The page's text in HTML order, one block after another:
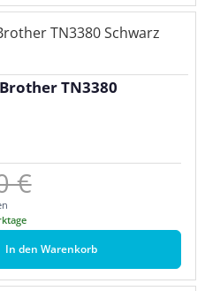
TN3380
Preis:
€
In den Warenkorb